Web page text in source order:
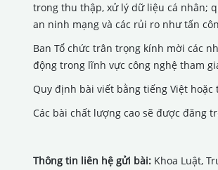
trong thu thập, xử lý dữ liệu cá nhân;
an ninh mạng và các rủi ro như tấn
Ban Tổ chức trân trọng kính mời các
động trong lĩnh vực công nghệ tham
Quy định bài viết bằng tiếng Việt
Các bài chất lượng cao sẽ được đăng
Thông tin liên hệ gửi bài: Khoa Luật,